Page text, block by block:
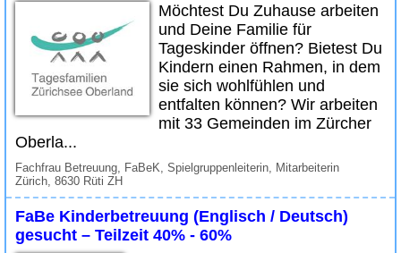
Möchtest Du Zuhause arbeiten
und Deine Familie für
Tageskinder öffnen? Bietest Du
Kindern einen Rahmen, in dem
sie sich wohlfühlen und
entfalten können? Wir arbeiten
mit 33 Gemeinden im Zürcher
Oberla...
Fachfrau Betreuung, FaBeK, Spielgruppenleiterin, Mitarbeiterin
Zürich, 8630 Rüti ZH
FaBe Kinderbetreuung (Englisch / Deutsch)
gesucht – Teilzeit 40% - 60%